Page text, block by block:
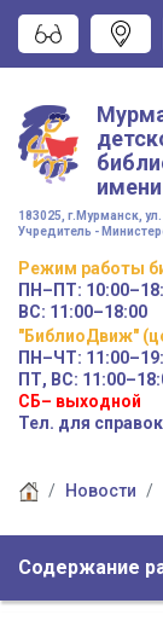
имени
183025, г.Мурманск,
Учредитель -
Режим работы
ПН–ПТ:
ВС: 11:00–18:00
"БиблиоДвиж"
ПН–ЧТ:
ПТ, ВС:
СБ– выходной
Тел. для
Новости
Содержание